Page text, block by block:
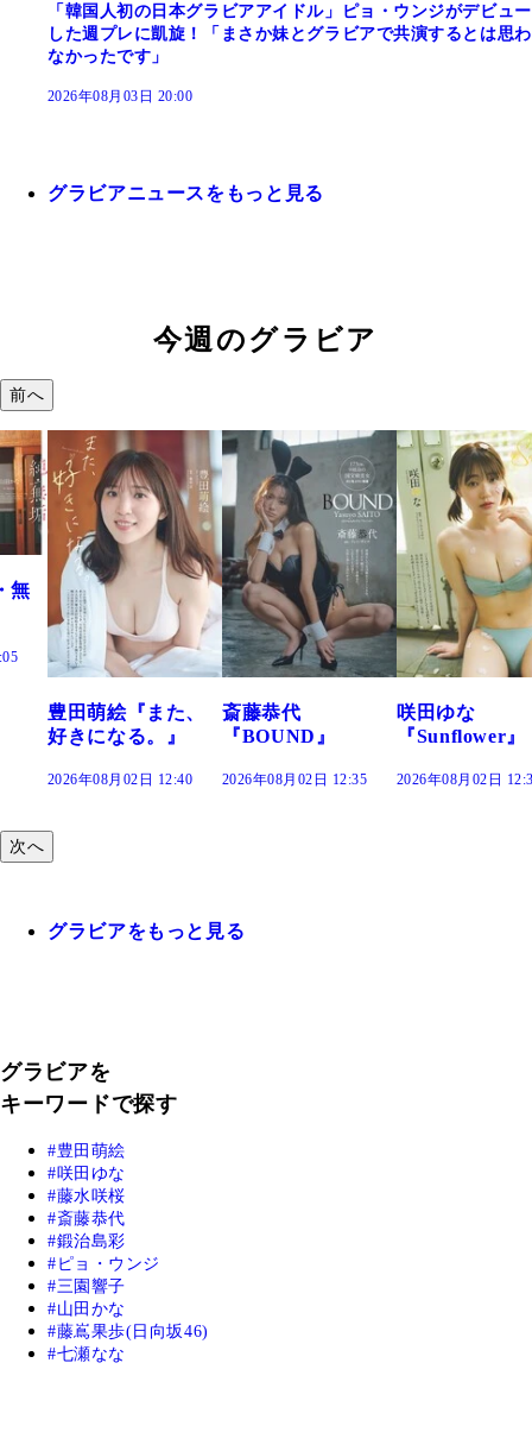
「韓国人初の日本グラビアアイドル」ピョ・ウンジがデビュー
した週プレに凱旋！「まさか妹とグラビアで共演するとは思わ
なかったです」
2026年08月03日 20:00
グラビアニュースをもっと見る
今週のグラビア
前へ
斎藤恭代
『BOUND』
2026年08月02日 12:35
咲田ゆな
『Sunflower』
2026年08月02日 12:30
藤水咲桜『花
だまり』
2026年08月02日
次へ
グラビアをもっと見る
グラビアを
キーワードで探す
豊田萌絵
咲田ゆな
藤水咲桜
斎藤恭代
鍛治島彩
ピョ・ウンジ
三園響子
山田かな
藤嶌果歩(日向坂46)
七瀬なな